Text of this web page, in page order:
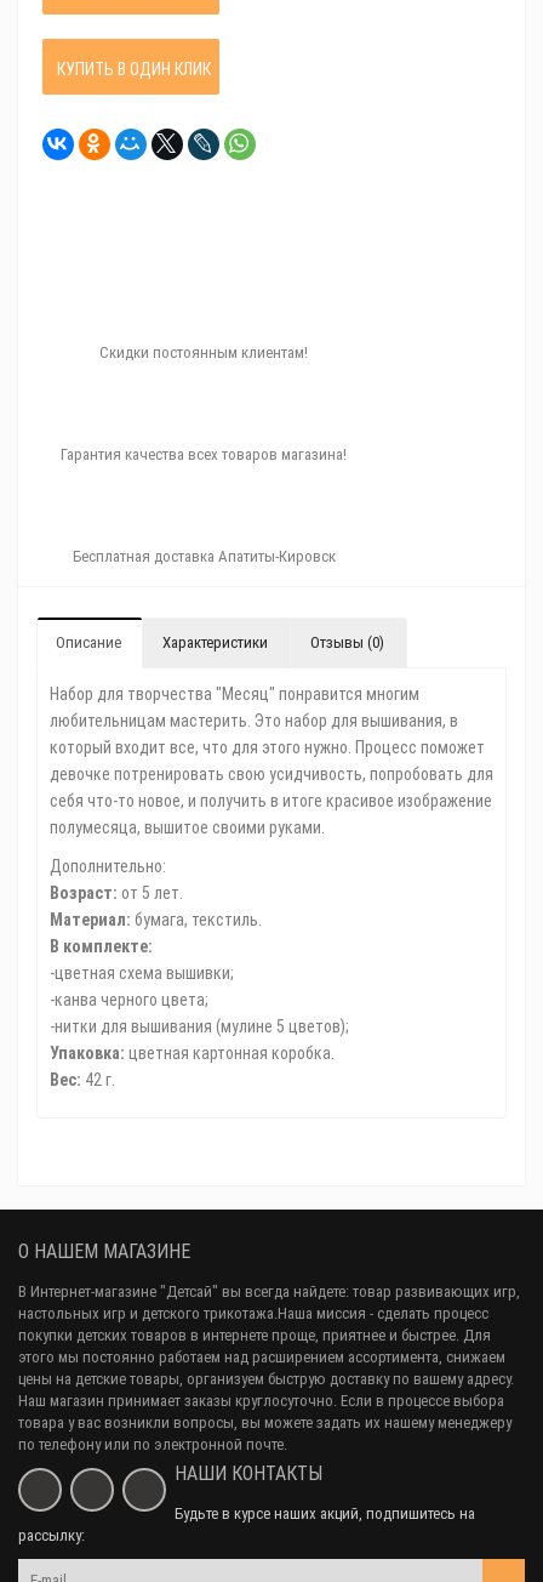
КУПИТЬ В ОДИН КЛИК
Скидки постоянным клиентам!
Гарантия качества всех товаров магазина!
Бесплатная доставка Апатиты-Кировск
Описание Характеристики Отзывы (0)
Набор для творчества "Месяц" понравится многим
любительницам мастерить. Это набор для вышивания, в
который входит все, что для этого нужно. Процесс поможет
девочке потренировать свою усидчивость, попробовать для
себя что-то новое, и получить в итоге красивое изображение
полумесяца, вышитое своими руками.
Дополнительно:
Возраст: от 5 лет.
Материал: бумага, текстиль.
В комплекте:
-цветная схема вышивки;
-канва черного цвета;
-нитки для вышивания (мулине 5 цветов);
Упаковка: цветная картонная коробка.
Вес: 42 г.
О НАШЕМ МАГАЗИНЕ
В Интернет-магазине "Детсай" вы всегда найдете: товар развивающих игр,
настольных игр и детского трикотажа.Наша миссия - сделать процесс
покупки детских товаров в интернете проще, приятнее и быстрее. Для
этого мы постоянно работаем над расширением ассортимента, снижаем
цены на детские товары, организуем быструю доставку по вашему адресу.
Наш магазин принимает заказы круглосуточно. Если в процессе выбора
товара у вас возникли вопросы, вы можете задать их нашему менеджеру
по телефону или по электронной почте.
НАШИ КОНТАКТЫ
Будьте в курсе наших акций, подпишитесь на
рассылку: